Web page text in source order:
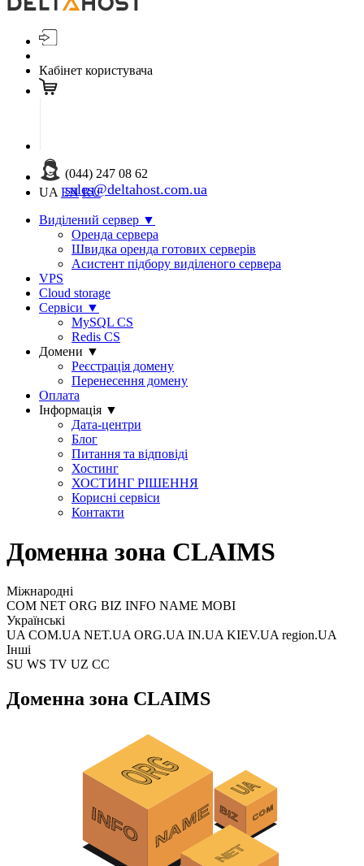
Кабінет користувача
(044) 247 08 62
sales@deltahost.com.ua
UA EN RU
Виділений сервер ▼
Оренда сервера
Швидка оренда готових серверів
Асистент підбору виділеного сервера
VPS
Cloud storage
Сервіси ▼
MySQL CS
Redis CS
Домени ▼
Реєстрація домену
Перенесення домену
Оплата
Інформація ▼
Дата-центри
Блог
Питання та відповіді
Хостинг
ХОСТИНГ РІШЕННЯ
Корисні сервіси
Контакти
Доменна зона CLAIMS
Міжнародні
COM NET ORG BIZ INFO NAME MOBI
Українські
UA COM.UA NET.UA ORG.UA IN.UA KIEV.UA region.UA
Інші
SU WS TV UZ CC
Доменна зона CLAIMS